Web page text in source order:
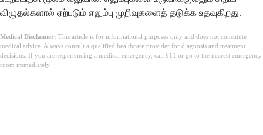
விழுதல்களால் ஏற்படும் எலும்பு முறிவுகளைத் தடுக்க உதவுகிறது.
Medical Disclaimer: This article is for informational purposes only and does not constitute
medical advice. Always consult a qualified healthcare provider for diagnosis and treatment
decisions. If you are experiencing a medical emergency, call 911 or go to the nearest emergency
room immediately.